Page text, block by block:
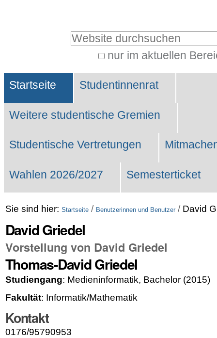
Website durchsuchen
nur im aktuellen
Suche…
Sektionen
Startseite Studentinnenrat
Weitere studentische Gremien
Studentische Vertretungen
Wahlen 2026/2027 Semesterticket
Sie sind hier: Startseite / Benutzerinnen und Benutzer / David
David Griedel
Vorstellung von David Griedel
Thomas-David Griedel
Studiengang: Medieninformatik, Bachelor (2015)
Fakultät: Informatik/Mathematik
Kontakt
0176/95790953